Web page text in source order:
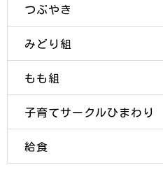
つぶやき
みどり組
もも組
子育てサークルひまわり
給食